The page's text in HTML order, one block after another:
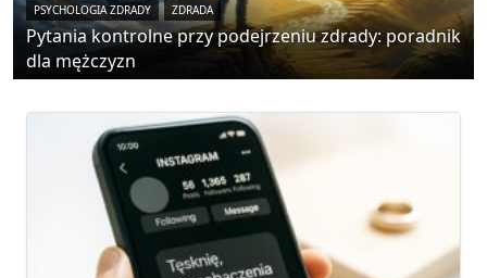
PSYCHOLOGIA ZDRADY ZDRADA
Pytania kontrolne przy podejrzeniu zdrady: poradnik
dla mężczyzn